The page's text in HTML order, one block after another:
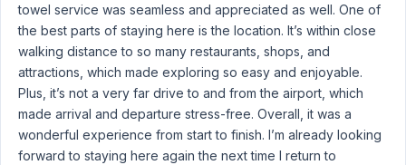
towel service was seamless and appreciated as well. One of
the best parts of staying here is the location. It’s within close
walking distance to so many restaurants, shops, and
attractions, which made exploring so easy and enjoyable.
Plus, it’s not a very far drive to and from the airport, which
made arrival and departure stress-free. Overall, it was a
wonderful experience from start to finish. I’m already looking
forward to staying here again the next time I return to